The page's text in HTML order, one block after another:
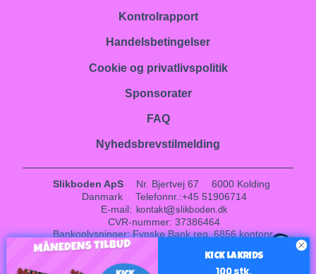
Kontrolrapport
Handelsbetingelser
Cookie og privatlivspolitik
Sponsorater
FAQ
Nyhedsbrevstilmelding
Slikboden ApS Nr. Bjertvej 67
6000 Kolding
Danmark
Telefonnr. :+45 51906714
E-mail:
CVR-nummer: 37386464
Bankoplysninger:Fynske Bank reg. 6856 kontonr.
1
KICK LAKRIDS